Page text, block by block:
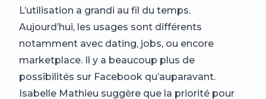
L’utilisation a grandi au fil du temps.
Aujourd’hui, les usages sont différents
notamment avec dating, jobs, ou encore
marketplace. Il y a beaucoup plus de
possibilités sur Facebook qu’auparavant.
Isabelle Mathieu suggère que la priorité pour